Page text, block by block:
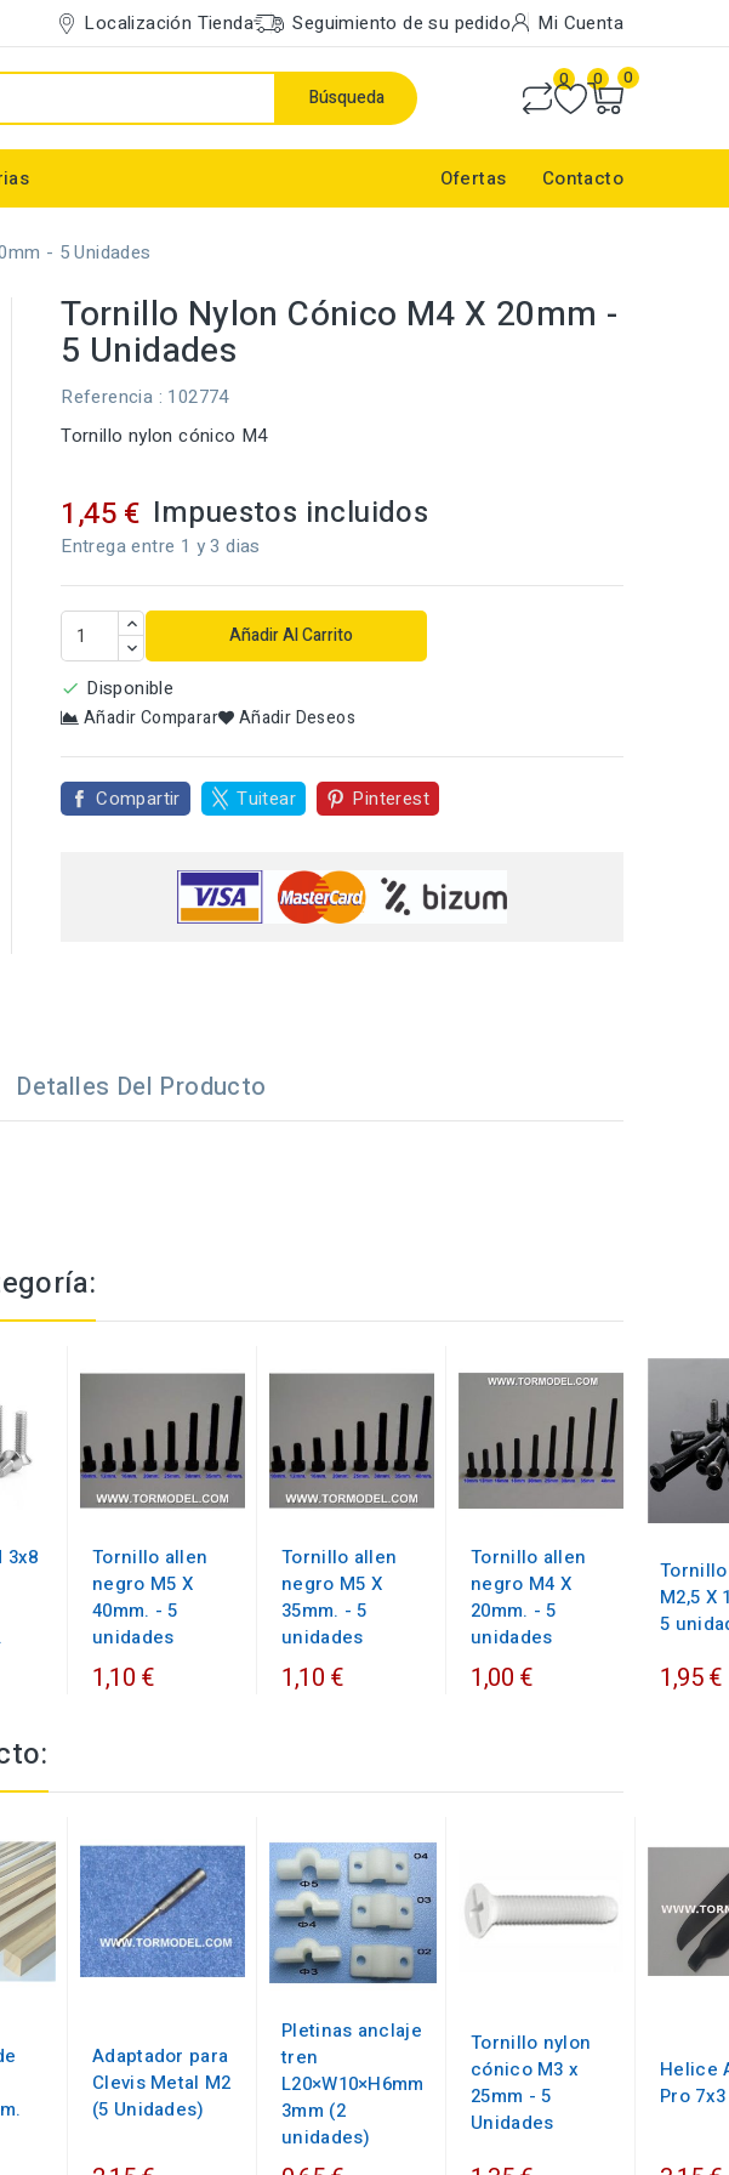
Localización Tienda Seguimiento de su pedido Mi Cuenta
Búsqueda
0 0 0
Ofertas Contacto
- 5 Unidades
Tornillo Nylon Cónico M4 X 20mm -
5 Unidades
Referencia : 102774
Tornillo nylon cónico M4
1,45 € Impuestos incluidos
Entrega entre 1 y 3 dias
Añadir Al Carrito
 Disponible
Añadir Comparar Añadir Deseos
Compartir Tuitear Pinterest
Detalles Del Producto
3x8
Tornillo allen
negro M5 X
40mm. - 5
unidades
1,10 €
Tornillo allen
negro M5 X
35mm. - 5
unidades
1,10 €
Tornillo allen
negro M4 X
20mm. - 5
unidades
1,00 €
M2,5 X
5
1,95 €
Adaptador para
Clevis Metal M2
(5 Unidades)
Pletinas anclaje
tren
L20×W10×H6mm
3mm (2
unidades)
Tornillo nylon
cónico M3 x
25mm - 5
Unidades
Helice
Pro 7x3